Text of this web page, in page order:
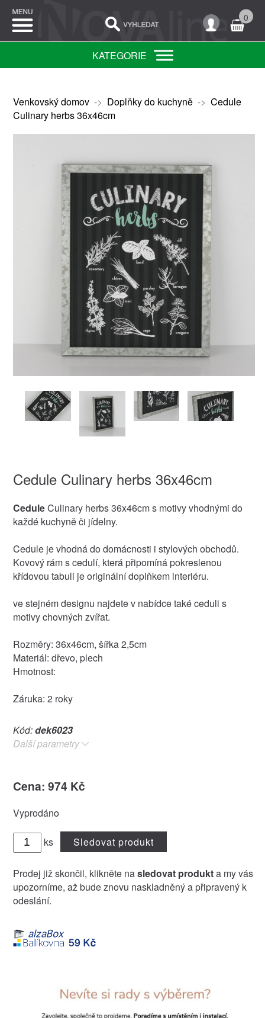
0
KATEGORIE
Venkovský domov-> Doplňky do kuchyně-> Cedule
Culinary herbs 36x46cm
Cedule Culinary herbs 36x46cm
CeduleCulinary herbs 36x46cm s motivy vhodnými do
každé kuchyně či jídelny.
Cedule je vhodná do domácnosti i stylových obchodů.
Kovový rám s cedulí, která připomíná pokreslenou
křídovou tabuli je originální doplňkem interiéru.
ve stejném designu najdete v nabídce také ceduli s
motivy chovných zvířat.
Rozměry: 36x46cm, šířka 2,5cm
Materiál: dřevo, plech
Hmotnost:
Záruka: 2 roky
Kód:dek6023
Další parametry
Cena: 974 Kč
Vyprodáno
ks Sledovat produkt
Prodej již skončil, klikněte nasledovat produkta my vás
upozorníme, až bude znovu naskladněný a připravený k
odeslání.